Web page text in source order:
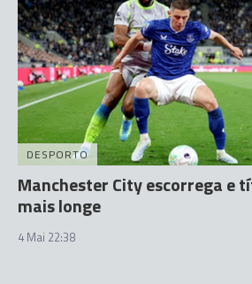
DESPORTO
Manchester City escorrega e
mais longe
4 Mai 22:38